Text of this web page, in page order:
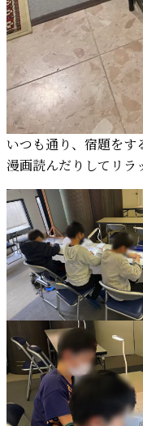
いつも通り、宿題をす
漫画読んだりしてリラ